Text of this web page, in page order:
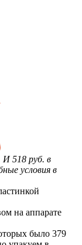
И 518 руб. в
условия в
на аппарате
было 379